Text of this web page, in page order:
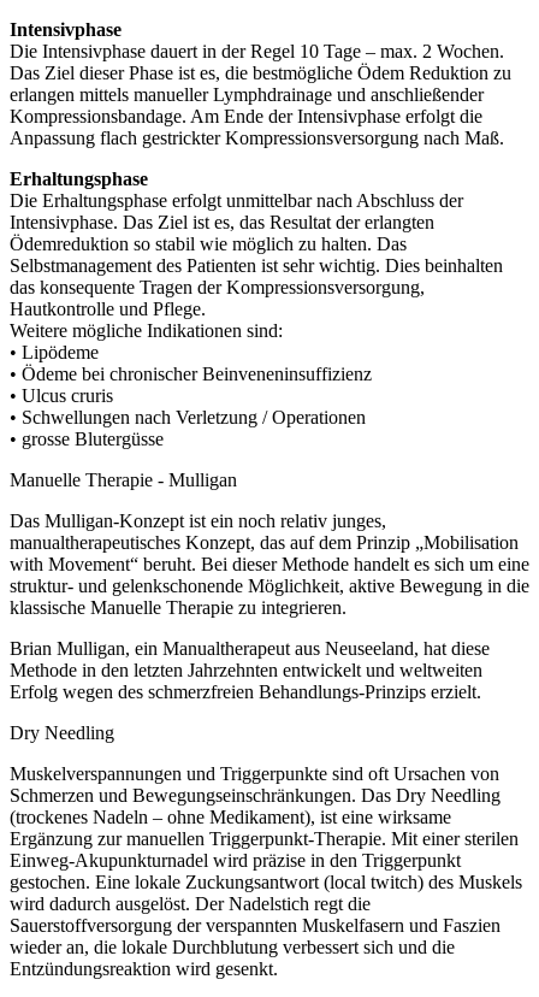
Intensivphase
Die Intensivphase dauert in der Regel 10 Tage – max. 2 Wochen.
Das Ziel dieser Phase ist es, die bestmögliche Ödem Reduktion zu
erlangen mittels manueller Lymphdrainage und anschließender
Kompressionsbandage. Am Ende der Intensivphase erfolgt die
Anpassung flach gestrickter Kompressionsversorgung nach Maß.
Erhaltungsphase
Die Erhaltungsphase erfolgt unmittelbar nach Abschluss der
Intensivphase. Das Ziel ist es, das Resultat der erlangten
Ödemreduktion so stabil wie möglich zu halten. Das
Selbstmanagement des Patienten ist sehr wichtig. Dies beinhalten
das konsequente Tragen der Kompressionsversorgung,
Hautkontrolle und Pflege.
Weitere mögliche Indikationen sind:
• Lipödeme
• Ödeme bei chronischer Beinveneninsuffizienz
• Ulcus cruris
• Schwellungen nach Verletzung / Operationen
• grosse Blutergüsse
Manuelle Therapie - Mulligan
Das Mulligan-Konzept ist ein noch relativ junges,
manualtherapeutisches Konzept, das auf dem Prinzip „Mobilisation
with Movement“ beruht. Bei dieser Methode handelt es sich um eine
struktur- und gelenkschonende Möglichkeit, aktive Bewegung in die
klassische Manuelle Therapie zu integrieren.
Brian Mulligan, ein Manualtherapeut aus Neuseeland, hat diese
Methode in den letzten Jahrzehnten entwickelt und weltweiten
Erfolg wegen des schmerzfreien Behandlungs-Prinzips erzielt.
Dry Needling
Muskelverspannungen und Triggerpunkte sind oft Ursachen von
Schmerzen und Bewegungseinschränkungen. Das Dry Needling
(trockenes Nadeln – ohne Medikament), ist eine wirksame
Ergänzung zur manuellen Triggerpunkt-Therapie. Mit einer sterilen
Einweg-Akupunkturnadel wird präzise in den Triggerpunkt
gestochen. Eine lokale Zuckungsantwort (local twitch) des Muskels
wird dadurch ausgelöst. Der Nadelstich regt die
Sauerstoffversorgung der verspannten Muskelfasern und Faszien
wieder an, die lokale Durchblutung verbessert sich und die
Entzündungsreaktion wird gesenkt.